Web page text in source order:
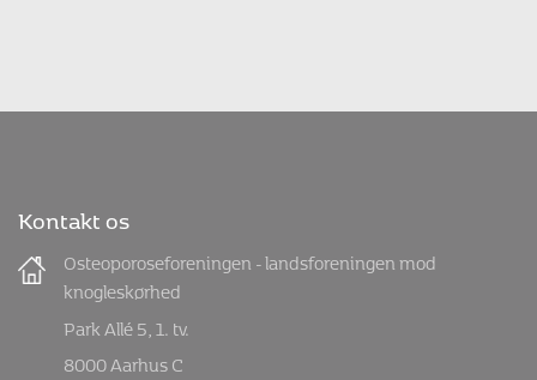
Kontakt os
Osteoporoseforeningen - landsforeningen mod
knogleskørhed
Park Allé 5, 1. tv.
8000 Aarhus C